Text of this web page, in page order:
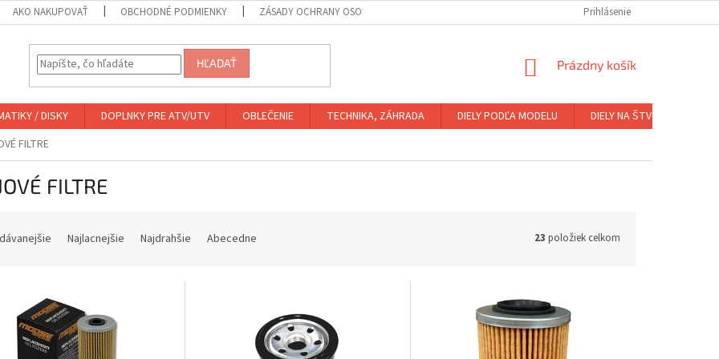
AKO NAKUPOVAŤ OBCHODNÉ PODMIENKY ZÁSADY OCHRANY OSOBNÝCH ÚDAJOV NÁKUP ŠTVORKOLIEK NA SPLÁTKY
Prihlásenie
HĽADAŤ
NÁKUPNÝ
Prázdny košík
/ DISKY DOPLNKY PRE ATV/UTV OBLEČENIE TECHNIKA, ZÁHRADA DIELY PODĽA MODELU
DIELY NA ŠTVORKOLKY
FILTRE
FILTRE
Najlacnejšie Najdrahšie Abecedne 23 položiek celkom